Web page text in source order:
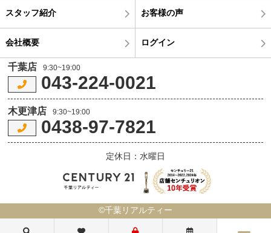
スタッフ紹介 お客様の声
会社概要 ログイン
千葉店 9:30~19:00
043-224-0021
木更津店 9:30~19:00
0438-97-7821
定休日：水曜日
©千葉リアルティー